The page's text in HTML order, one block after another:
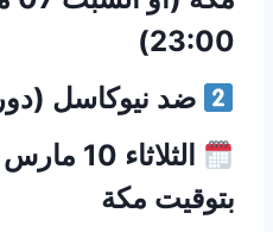
23:00)
ضد نيوكاسل
الثلاثاء 10 مارس |
بتوقيت مكة